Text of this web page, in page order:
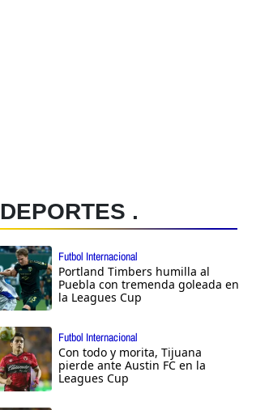
DEPORTES .
Futbol Internacional
Portland Timbers humilla al
Puebla con tremenda goleada en
la Leagues Cup
Futbol Internacional
Con todo y morita, Tijuana
pierde ante Austin FC en la
Leagues Cup